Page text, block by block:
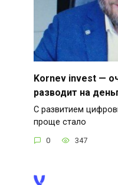
Kornev invest —
разводит на
С развитием
проще стало
0 347